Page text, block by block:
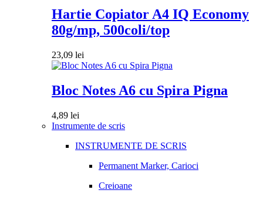
Hartie Copiator A4 IQ Economy
80g/mp, 500coli/top
23,09 lei
Bloc Notes A6 cu Spira Pigna
4,89 lei
Instrumente de scris
INSTRUMENTE DE SCRIS
Permanent Marker, Carioci
Creioane